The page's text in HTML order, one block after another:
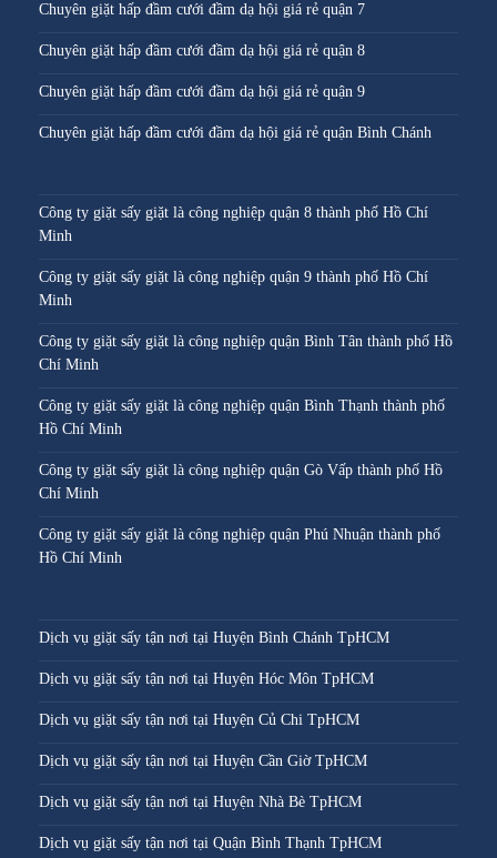
Chuyên giặt hấp đầm cưới đầm dạ hội giá rẻ quận 7
Chuyên giặt hấp đầm cưới đầm dạ hội giá rẻ quận 8
Chuyên giặt hấp đầm cưới đầm dạ hội giá rẻ quận 9
Chuyên giặt hấp đầm cưới đầm dạ hội giá rẻ quận Bình Chánh
Công ty giặt sấy giặt là công nghiệp quận 8 thành phố Hồ Chí
Minh
Công ty giặt sấy giặt là công nghiệp quận 9 thành phố Hồ Chí
Minh
Công ty giặt sấy giặt là công nghiệp quận Bình Tân thành phố Hồ
Chí Minh
Công ty giặt sấy giặt là công nghiệp quận Bình Thạnh thành phố
Hồ Chí Minh
Công ty giặt sấy giặt là công nghiệp quận Gò Vấp thành phố Hồ
Chí Minh
Công ty giặt sấy giặt là công nghiệp quận Phú Nhuận thành phố
Hồ Chí Minh
Dịch vụ giặt sấy tận nơi tại Huyện Bình Chánh TpHCM
Dịch vụ giặt sấy tận nơi tại Huyện Hóc Môn TpHCM
Dịch vụ giặt sấy tận nơi tại Huyện Củ Chi TpHCM
Dịch vụ giặt sấy tận nơi tại Huyện Cần Giờ TpHCM
Dịch vụ giặt sấy tận nơi tại Huyện Nhà Bè TpHCM
Dịch vụ giặt sấy tận nơi tại Quận Bình Thạnh TpHCM